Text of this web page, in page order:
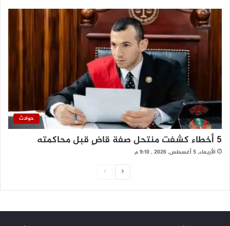
حوادث
5 أخطاء كشفت منتحل صفة قاضٍ قبل محاكمته
الأربعاء, 5 أغسطس, 2026 , 9:10 م